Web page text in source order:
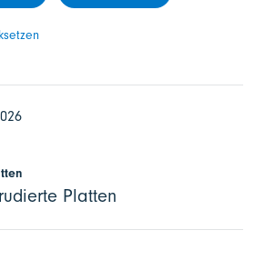
Platten